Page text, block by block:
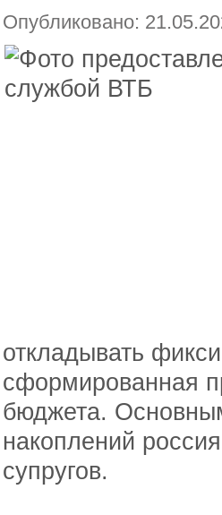
Опубликовано:
откладывать
сформированная
бюджета.
накоплений
супругов.